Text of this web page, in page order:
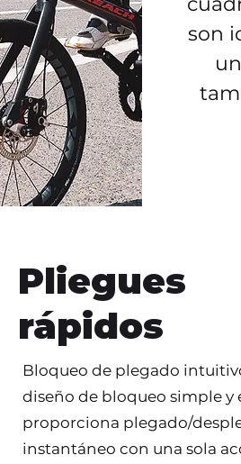
son
Pliegues
rápidos
Bloqueo de plegado
diseño de bloqueo simple y
proporciona plegado/
instantáneo con una sola